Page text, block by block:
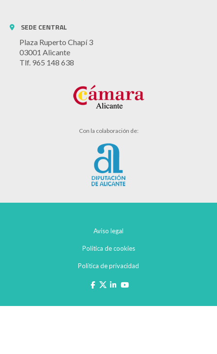
SEDE CENTRAL
Plaza Ruperto Chapí 3
03001 Alicante
Tlf. 965 148 638
Con la colaboración de:
Aviso legal
Política de cookies
Política de privacidad